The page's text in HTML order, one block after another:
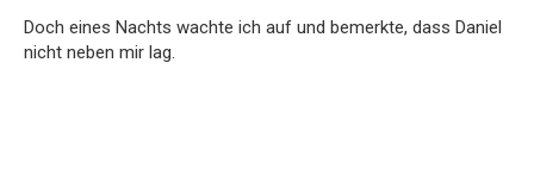
Doch eines Nachts wachte ich auf und bemerkte, dass Daniel
nicht neben mir lag.